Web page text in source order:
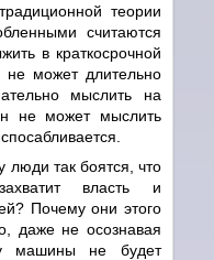
теории
считаются
в краткосрочной
не может длительно
мыслить на
не может мыслить
так боятся, что
власть и
Почему они этого
даже не осознавая
машины не будет